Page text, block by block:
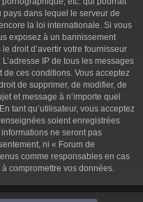
dans lequel le serveur de
la loi internationale. Si vous
exposez à un bannissement
droit d’avertir votre fournisseur
IP de tous les messages
de ces conditions. Vous acceptez
de supprimer, de modifier, de
et message à n’importe quel
tant qu’utilisateur, vous acceptez
soient enregistrées
ne seront pas
ni « Forum de
comme responsables en cas
compromettre vos données.